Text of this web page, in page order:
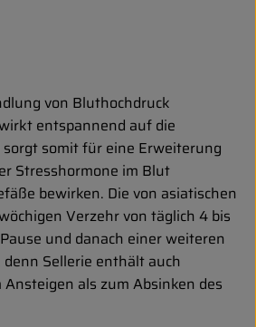
von Bluthochdruck
entspannend auf die
somit für eine Erweiterung
Stresshormone im Blut
bewirken. Die von asiatischen
Verzehr von täglich 4 bis
und danach einer weiteren
Sellerie enthält auch
als zum Absinken des